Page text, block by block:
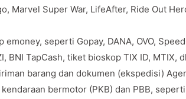
Marvel Super War, LifeAfter, Ride Out
emoney, seperti Gopay, DANA, OVO,
BNI TapCash, tiket bioskop TIX ID, MTIX,
barang dan dokumen (ekspedisi)
kendaraan bermotor (PKB) dan PBB,